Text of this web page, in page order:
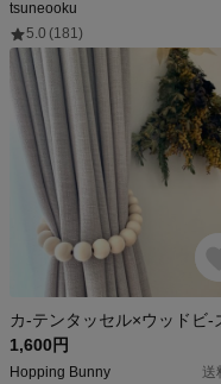
tsuneooku
5.0 (181)
カ-テンタッセル×ウッドビ-
1,600円
Hopping Bunny
送